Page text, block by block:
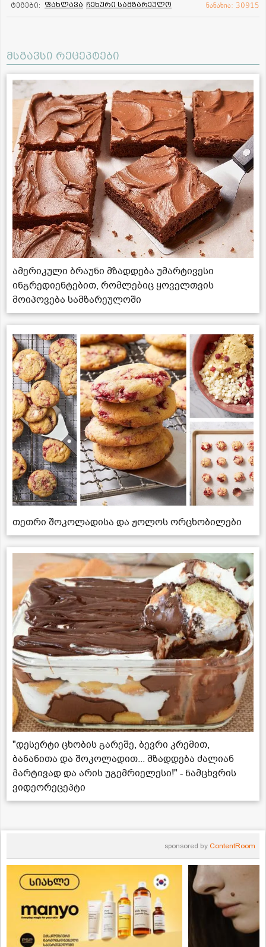
ტეგები: ფახლავა ჩეხური სამზარეულო ნანახია: 30915
მსგავსი რეცეპტები
ამერიკული ბრაუნი მზადდება უმარტივესი
ინგრედიენტებით, რომლებიც ყოველთვის
მოიპოვება სამზარეულოში
თეთრი შოკოლადისა და ჟოლოს ორცხობილები
"დესერტი ცხობის გარეშე, ბევრი კრემით,
ბანანითა და შოკოლადით... მზადდება ძალიან
მარტივად და არის უგემრიელესი!" - ნამცხვრის
ვიდეორეცეპტი
sponsored by ContentRoom